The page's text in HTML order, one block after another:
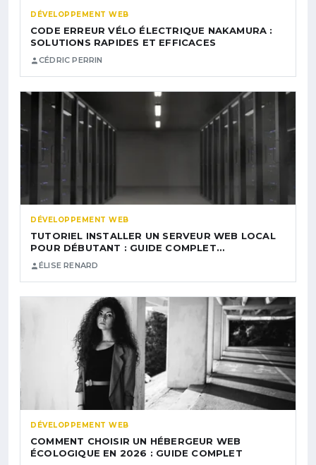
DÉVELOPPEMENT WEB
CODE ERREUR VÉLO ÉLECTRIQUE NAKAMURA :
SOLUTIONS RAPIDES ET EFFICACES
CÉDRIC PERRIN
DÉVELOPPEMENT WEB
TUTORIEL INSTALLER UN SERVEUR WEB LOCAL
POUR DÉBUTANT : GUIDE COMPLET…
ÉLISE RENARD
DÉVELOPPEMENT WEB
COMMENT CHOISIR UN HÉBERGEUR WEB
ÉCOLOGIQUE EN 2026 : GUIDE COMPLET